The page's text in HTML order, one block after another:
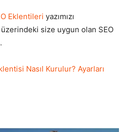
Eklentileri yazımızı
size uygun olan SEO
Nasıl Kurulur? Ayarları